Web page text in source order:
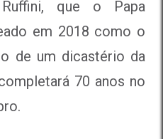
que o Papa
em 2018 como o
de um dicastério da
70 anos no